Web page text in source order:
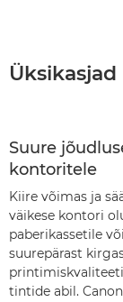
Üksikasjad
Suure
kontoritele
Kiire võimas ja
väikese kontori
paberikassetile
suurepärast
tintide abil.